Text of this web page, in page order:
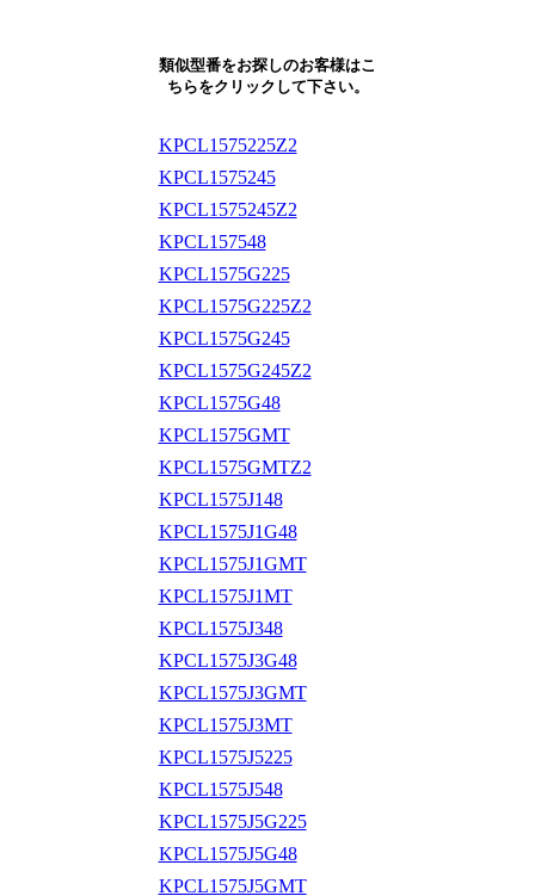
類似型番をお探しのお客様はこ
ちらをクリックして下さい。
KPCL1575225Z2
KPCL1575245
KPCL1575245Z2
KPCL157548
KPCL1575G225
KPCL1575G225Z2
KPCL1575G245
KPCL1575G245Z2
KPCL1575G48
KPCL1575GMT
KPCL1575GMTZ2
KPCL1575J148
KPCL1575J1G48
KPCL1575J1GMT
KPCL1575J1MT
KPCL1575J348
KPCL1575J3G48
KPCL1575J3GMT
KPCL1575J3MT
KPCL1575J5225
KPCL1575J548
KPCL1575J5G225
KPCL1575J5G48
KPCL1575J5GMT